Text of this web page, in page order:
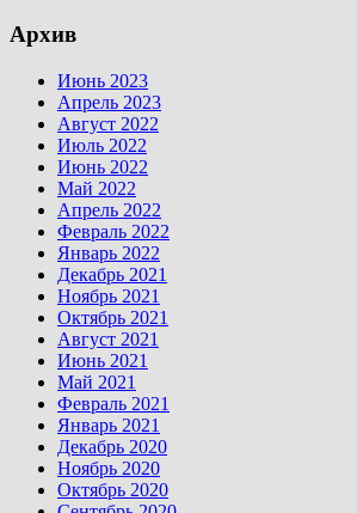
Архив
Июнь 2023
Апрель 2023
Август 2022
Июль 2022
Июнь 2022
Май 2022
Апрель 2022
Февраль 2022
Январь 2022
Декабрь 2021
Ноябрь 2021
Октябрь 2021
Август 2021
Июнь 2021
Май 2021
Февраль 2021
Январь 2021
Декабрь 2020
Ноябрь 2020
Октябрь 2020